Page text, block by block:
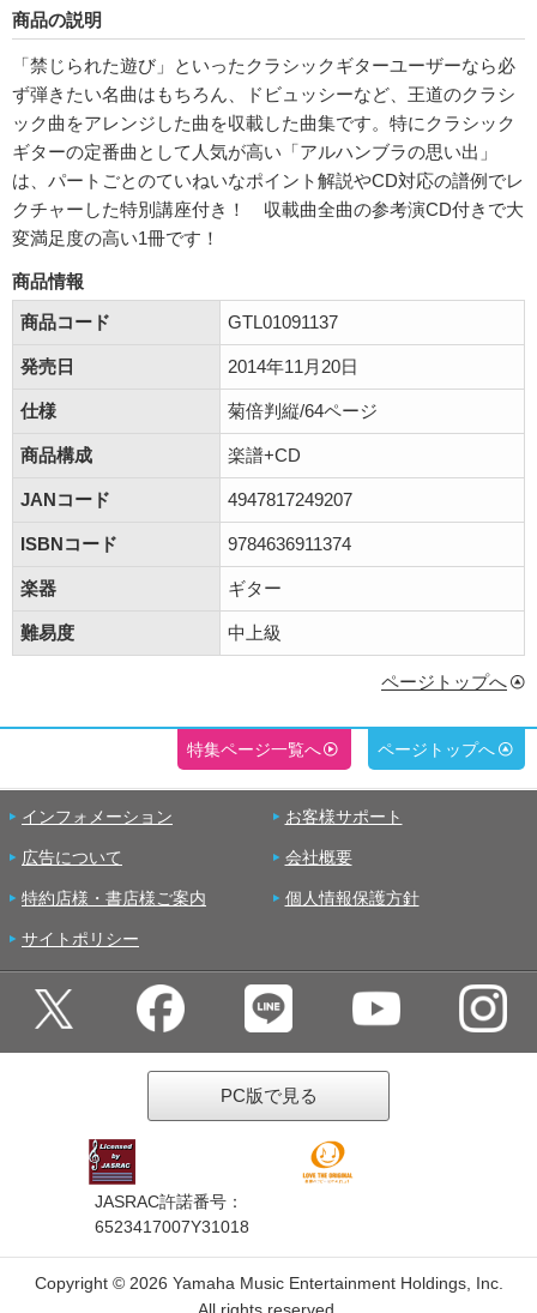
商品の説明
「禁じられた遊び」といったクラシックギターユーザーなら必
ず弾きたい名曲はもちろん、ドビュッシーなど、王道のクラシ
ック曲をアレンジした曲を収載した曲集です。特にクラシック
ギターの定番曲として人気が高い「アルハンブラの思い出」
は、パートごとのていねいなポイント解説やCD対応の譜例でレ
クチャーした特別講座付き！ 収載曲全曲の参考演CD付きで大
変満足度の高い1冊です！
商品情報
商品コード
GTL01091137
発売日 2014年11月20日
仕様 菊倍判縦/64ページ
商品構成 楽譜+CD
JANコード 4947817249207
ISBNコード 9784636911374
楽器 ギター
難易度 中上級
ページトップへ
特集ページ一覧へ ページトップへ
インフォメーション お客様サポート
広告について 会社概要
特約店様・書店様ご案内 個人情報保護方針
サイトポリシー
PC版で見る
JASRAC許諾番号：
6523417007Y31018
Copyright © 2026 Yamaha Music Entertainment Holdings, Inc.